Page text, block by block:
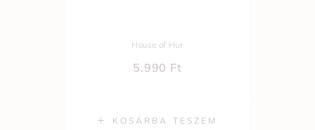
KOSÁRBA TESZEM
House of Hur
5.990 Ft